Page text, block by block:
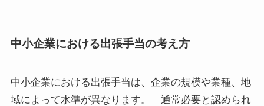
中小企業における出張手当の考え方
中小企業における出張手当は、企業の規模や業種、地
域によって水準が異なります。「通常必要と認められ